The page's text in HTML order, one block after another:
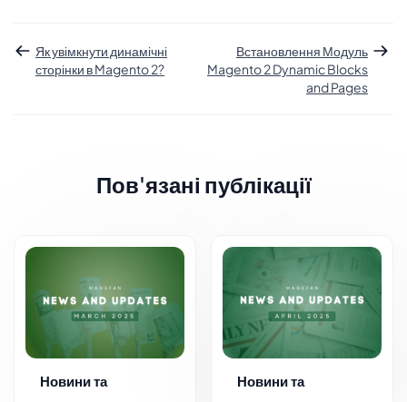
Як увімкнути динамічні
сторінки в Magento 2?
Встановлення Модуль
Magento 2 Dynamic Blocks
and Pages
Пов'язані публікації
Новини та
Новини та